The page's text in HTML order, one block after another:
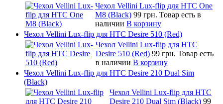
Чехол Vellini Lux-flip для HTC One
M8 (Black) 99 грн. Товар есть в
наличии В корзину
Чехол Vellini Lux-flip для HTC Desire 510 (Red)
Чехол Vellini Lux-flip для HTC
Desire 510 (Red) 99 грн. Товар есть
в наличии В корзину
Чехол Vellini Lux-flip для HTC Desire 210 Dual Sim
(Black)
Чехол Vellini Lux-flip для HTC
Desire 210 Dual Sim (Black) 99